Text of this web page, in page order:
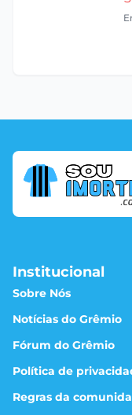
Institucional
Sobre Nós
Notícias do Grêmio
Fórum do Grêmio
Política de
Regras da